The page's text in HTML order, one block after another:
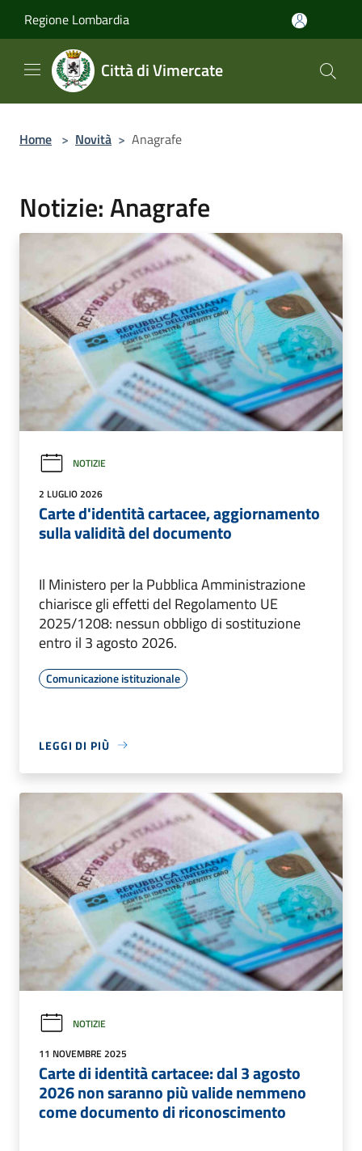
Regione Lombardia
Città di Vimercate
Home > Novità > Anagrafe
Notizie: Anagrafe
NOTIZIE
2 LUGLIO 2026
Carte d'identità cartacee, aggiornamento
sulla validità del documento
Il Ministero per la Pubblica Amministrazione
chiarisce gli effetti del Regolamento UE
2025/1208: nessun obbligo di sostituzione
entro il 3 agosto 2026.
Comunicazione istituzionale
LEGGI DI PIÙ
NOTIZIE
11 NOVEMBRE 2025
Carte di identità cartacee: dal 3 agosto
2026 non saranno più valide nemmeno
come documento di riconoscimento